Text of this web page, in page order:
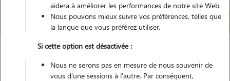
Trouver mon Pet Sitter
Carignan-de-Bordeaux
aidera à améliorer les performances de notre site Web.
Nous pouvons mieux suivre vos préférences, telles que
la langue que vous préférez utiliser.
Si cette option est désactivée :
Nous ne serons pas en mesure de nous souvenir de
vous d'une sessions à l'autre. Par conséquent,